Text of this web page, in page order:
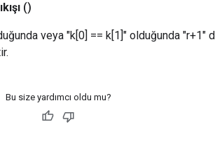
()
veya "k[0] == k[1]" olduğunda "r+1"
Bu size yardımcı oldu mu?